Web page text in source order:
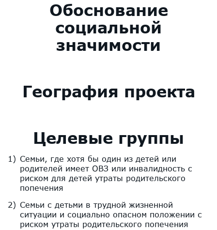
Обоснование
социальной
значимости
География проекта
Целевые группы
Семьи, где хотя бы один из детей или
родителей имеет ОВЗ или инвалидность с
риском для детей утраты родительского
попечения
Семьи с детьми в трудной жизненной
ситуации и социально опасном положении с
риском утраты родительского попечения